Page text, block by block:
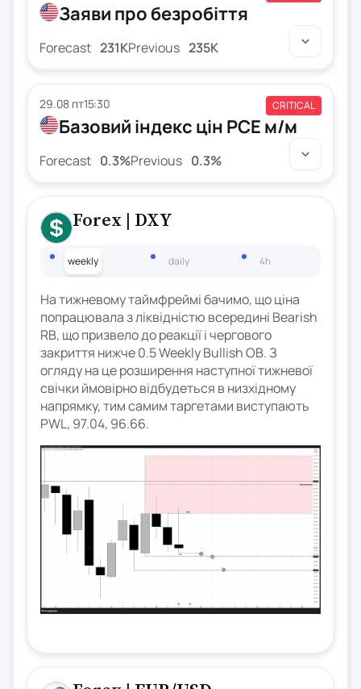
Заяви про безробіття
Forecast 231KPrevious 235K
29.08 пт15:30 CRITICAL
Базовий індекс цін PCE м/м
Forecast 0.3%Previous 0.3%
Forex | DXY
weekly daily 4h
На тижневому таймфреймі бачимо, що ціна
попрацювала з ліквідністю всередині Bearish
RB, що призвело до реакції і чергового
закриття нижче 0.5 Weekly Bullish OB. З
огляду на це розширення наступної тижневої
свічки ймовірно відбудеться в низхідному
напрямку, тим самим таргетами виступають
PWL, 97.04, 96.66.